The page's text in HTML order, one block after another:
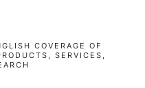
COVERAGE OF
SERVICES,